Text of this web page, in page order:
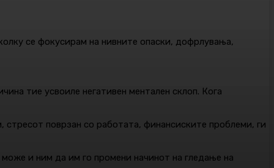
се фокусирам на нивните опаски, дофрлувања,
тие усвоиле негативен ментален склоп. Кога
стресот поврзан со работата, финансиските проблеми, ги
може и ним да им го промени начинот на гледање на